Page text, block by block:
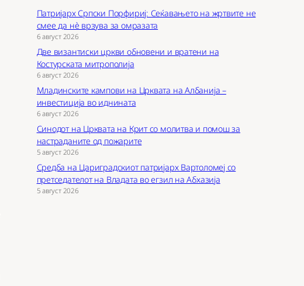
Патријарх Српски Порфириј: Сеќавањето на жртвите не
смее да нѐ врзува за омразата
6 август 2026
Две византиски цркви обновени и вратени на
Костурската митрополија
6 август 2026
Младинските кампови на Црквата на Албанија –
инвестиција во иднината
6 август 2026
Синодот на Црквата на Крит со молитва и помош за
настраданите од пожарите
5 август 2026
Средба на Цариградскиот патријарх Вартоломеј со
претседателот на Владата во егзил на Абхазија
5 август 2026